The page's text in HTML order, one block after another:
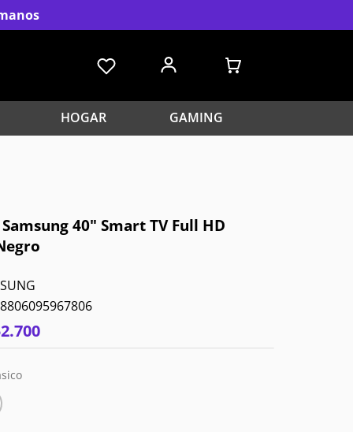
HOGAR GAMING
40" Smart TV Full HD
8806095967806
.700